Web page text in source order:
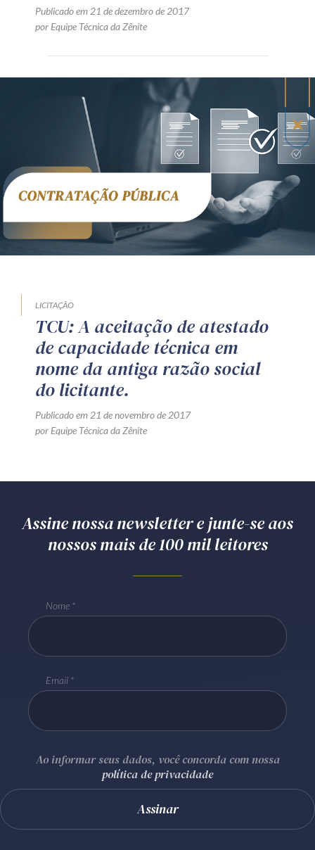
Publicado em 21 de dezembro de 2017
por Equipe Técnica da Zênite
LICITAÇÃO
TCU: A aceitação de atestado
de capacidade técnica em
nome da antiga razão social
do licitante.
Publicado em 21 de novembro de 2017
por Equipe Técnica da Zênite
Assine nossa newsletter e junte-se aos
nossos mais de 100 mil leitores
Nome
Email
Ao informar seus dados, você concorda com nossa
política de privacidade